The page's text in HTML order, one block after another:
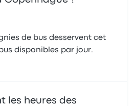
de bus desservent cet
disponibles par jour.
les heures des